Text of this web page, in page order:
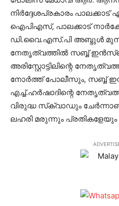
നിര്‍ദ്ദേശപ്രകാരം
ഐപിഎസ്, പാലക്കാട്
ഡി.വൈ.എസ്.പി അബ്ദുള്‍
നേതൃത്വത്തില്‍ സബ്ബ്
അരിസ്റ്റോട്ടിലിന്റെ
നോര്‍ത്ത് പോലീസും, സബ്ബ്
എച്ച്.ഹര്‍ഷാദിന്റെ
വിരുദ്ധ സ്‌ക്വാഡും
ലഹരി മരുന്നും പ്രതികളേയും